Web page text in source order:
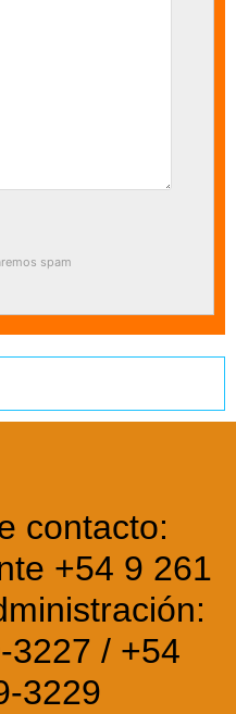
spam
contacto:
+54 9 261
3227 / +54
3229